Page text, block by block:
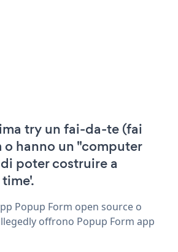
try un fai-da-te (fai
hanno un "computer
poter costruire a
Popup Form open source o
offrono Popup Form app